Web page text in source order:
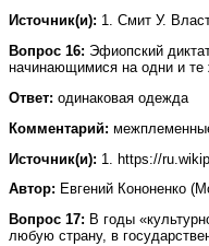
Источник(и): 1. Смит У.
Вопрос 16: Эфиопский
начинающимися на одни и те
Ответ: одинаковая одежда
Комментарий:
Источник(и): 1. https://
Автор: Евгений Кононенко
Вопрос 17: В годы
любую страну, в